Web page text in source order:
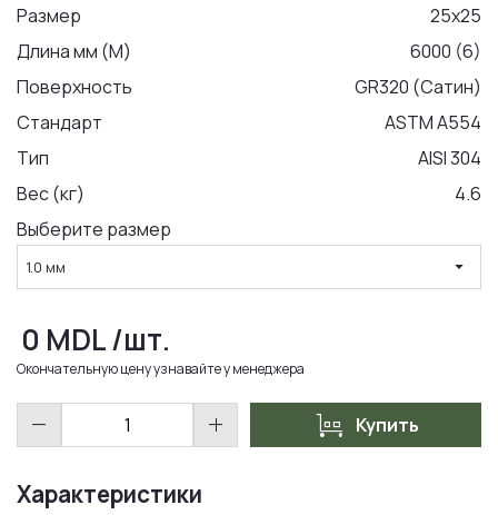
LA COMANDA
Размер
25x25
Длина мм (М)
6000 (6)
Поверхность
GR320 (Сатин)
Стандарт
ASTM A554
Тип
AISI 304
Вес (кг)
4.6
Выберите размер
1.0 мм arrow_drop_down
0 MDL/шт.
Окончательную цену узнавайте у менеджера
remove add trolley Купить
Характеристики